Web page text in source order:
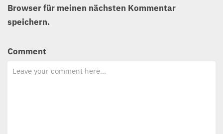
Browser für meinen nächsten Kommentar
speichern.
Comment